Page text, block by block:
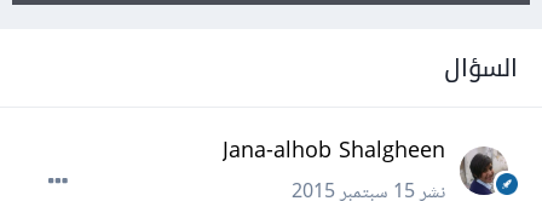
السؤال
Jana-alhob Shalgheen
نشر15 سبتمبر 2015